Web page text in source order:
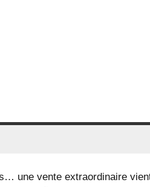
une vente extraordinaire